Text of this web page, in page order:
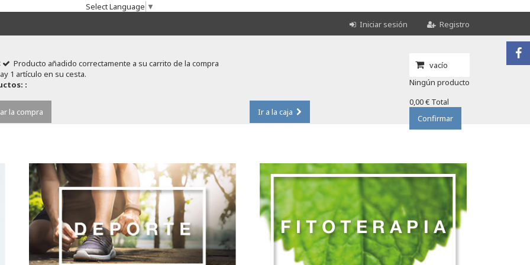
Select Language ▼
Iniciar sesión
Registro
vacío
Ningún producto
0,00 € Total
Confirmar
Producto añadido correctamente a su carrito de la compra
1 artículo en su cesta.
:
la compra Ir a la caja